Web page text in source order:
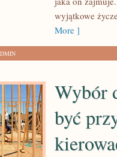
PRZYSZŁOŚCI
wyjątkowe
More ]
Wybór
być